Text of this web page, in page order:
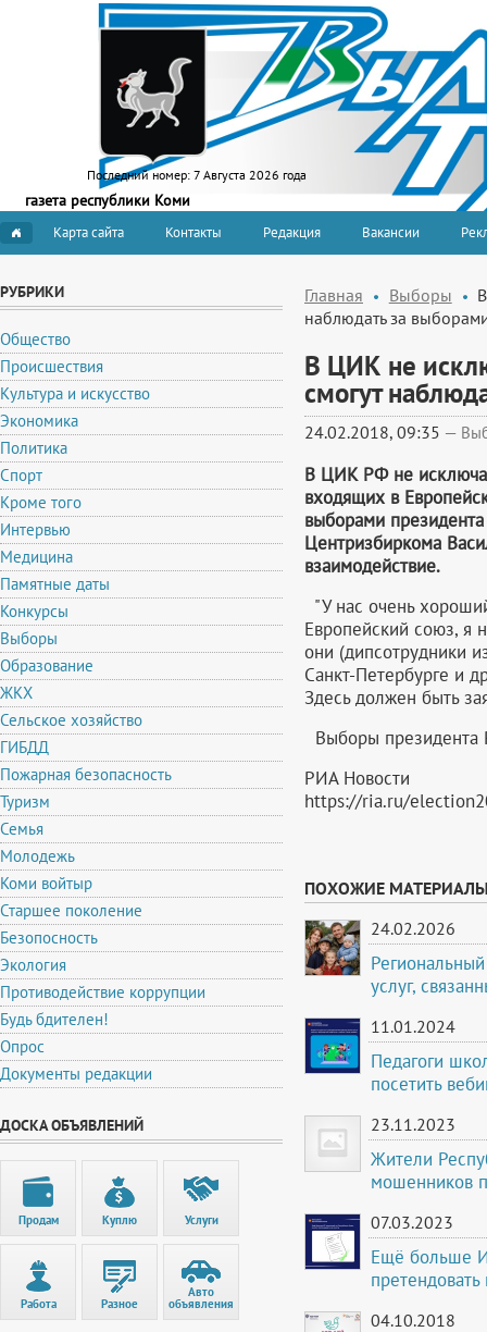
Последний номер: 7 Августа 2026 года
газета республики Коми
Карта сайта Контакты Редакция Вакансии
РУБРИКИ
Общество
Происшествия
Культура и искусство
Экономика
Политика
Спорт
Кроме того
Интервью
Медицина
Памятные даты
Конкурсы
Выборы
Образование
ЖКХ
Сельское хозяйство
ГИБДД
Пожарная безопасность
Туризм
Семья
Молодежь
Коми войтыр
Старшее поколение
Безопосность
Экология
Противодействие коррупции
Будь бдителен!
Опрос
Документы редакции
ДОСКА ОБЪЯВЛЕНИЙ
Продам Куплю Услуги
Работа Разное
Авто
объявления
Главная Выборы
наблюдать за
В ЦИК не
смогут
24.02.2018, 09:35 —
В ЦИК РФ не
входящих в
выборами
Центризбиркома
взаимодействие.
"У нас очень
Европейский союз, я
они (дипсотрудники
Санкт-Петербурге и
Здесь должен быть
Выборы президента
РИА Новости
https://ria.ru/
ПОХОЖИЕ
24.02.2026
услуг,
11.01.2024
Педагоги
посетить
23.11.2023
Жители
мошенников
07.03.2023
Ещё больше
04.10.2018